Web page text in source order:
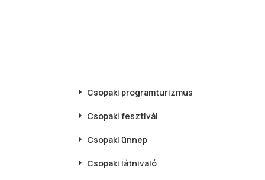
Csopaki programturizmus
Csopaki fesztivál
Csopaki ünnep
Csopaki látnivaló